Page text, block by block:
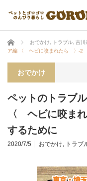
ホーム おでかけ トラブル 吉川
ア編 〈 ヘビに咬まれたら 〉-2
おでかけ
ペットのトラブ
〈 ヘビに咬ま
するために
2020/7/5 おでかけ, トラブ